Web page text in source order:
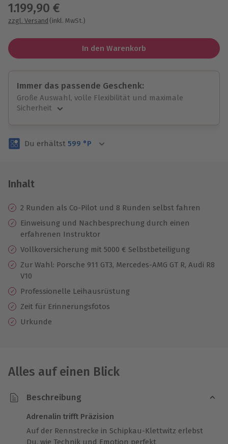
1.199,90 €
zzgl. Versand (inkl. MwSt.)
In den Warenkorb
Immer das passende Geschenk:
Große Auswahl, volle Flexibilität und maximale
Sicherheit
Volle Flexibilität
3 Jahre gültig & verlängerbar.
Du erhältst 599 °P
Inhalt
2 Runden als Co-Pilot und 8 Runden selbst fahren
Einweisung und Nachbesprechung durch einen
erfahrenen Instruktor
Vollkoversicherung mit 5000 € Selbstbeteiligung
Zur Wahl: Porsche 911 GT3, Mercedes-AMG GT R, Audi R8
V10
Professionelle Leihausrüstung
Zeit für Erinnerungsfotos
Urkunde
Alles auf einen Blick
Beschreibung
Adrenalin trifft Präzision
Auf der Rennstrecke in Schipkau-Klettwitz erlebst
Du, wie Technik und Emotion perfekt